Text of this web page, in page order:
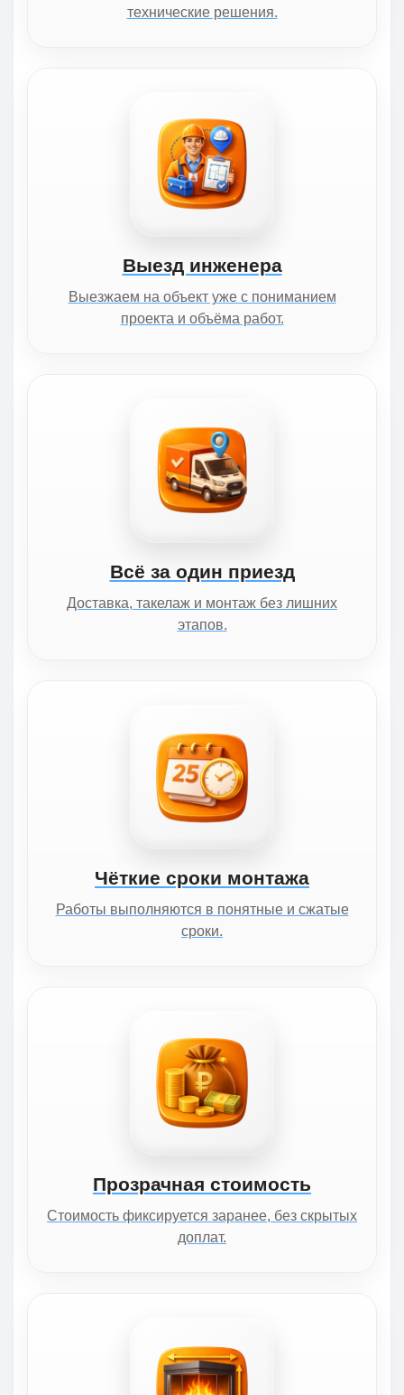
технические решения.
Выезд инженера
Выезжаем на объект уже с пониманием
проекта и объёма работ.
Всё за один приезд
Доставка, такелаж и монтаж без лишних
этапов.
Чёткие сроки монтажа
Работы выполняются в понятные и сжатые
сроки.
Прозрачная стоимость
Стоимость фиксируется заранее, без скрытых
доплат.